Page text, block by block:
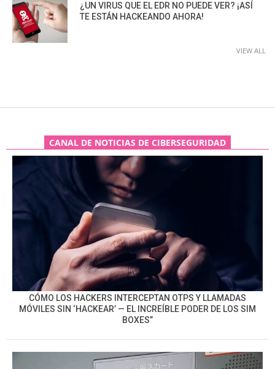
¿UN VIRUS QUE EL EDR NO PUEDE VER? ¡ASÍ
TE ESTÁN HACKEANDO AHORA!
VIEW ALL
CANAL DE NOTICIAS DE CIBERSEGURIDAD
CÓMO LOS HACKERS INTERCEPTAN OTPS Y LLAMADAS
MÓVILES SIN ‘HACKEAR’ — EL INCREÍBLE PODER DE LOS SIM
BOXES”